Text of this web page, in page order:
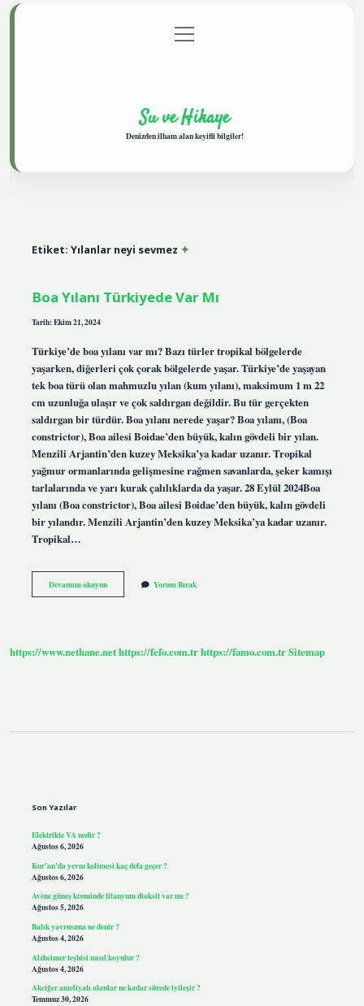
Gizlilik Politikası
menüyü
aç
Su ve Hikaye
Denizden ilham alan keyifli bilgiler!
Etiket: Yılanlar neyi sevmez
Boa Yılanı Türkiyede Var Mı
Tarih: Ekim 21, 2024
Türkiye’de boa yılanı var mı? Bazı türler tropikal bölgelerde
yaşarken, diğerleri çok çorak bölgelerde yaşar. Türkiye’de yaşayan
tek boa türü olan mahmuzlu yılan (kum yılanı), maksimum 1 m 22
cm uzunluğa ulaşır ve çok saldırgan değildir. Bu tür gerçekten
saldırgan bir türdür. Boa yılanı nerede yaşar? Boa yılanı, (Boa
constrictor), Boa ailesi Boidae’den büyük, kalın gövdeli bir yılan.
Menzili Arjantin’den kuzey Meksika’ya kadar uzanır. Tropikal
yağmur ormanlarında gelişmesine rağmen savanlarda, şeker kamışı
tarlalarında ve yarı kurak çalılıklarda da yaşar. 28 Eylül 2024Boa
yılanı (Boa constrictor), Boa ailesi Boidae’den büyük, kalın gövdeli
bir yılandır. Menzili Arjantin’den kuzey Meksika’ya kadar uzanır.
Tropikal…
Devamını okuyunBoa
Yılanı
Yorum Bırak
https://www.nethane.nethttps://fefo.com.trhttps://famo.com.trSitemap
Son Yazılar
Elektrikte VA nedir ?
Ağustos 6, 2026
Kur’an’da yevm kelimesi kaç defa geçer ?
Ağustos 6, 2026
Avène güneş kreminde titanyum dioksit var mı ?
Ağustos 5, 2026
Balık yavrusuna ne denir ?
Ağustos 4, 2026
Alzheimer teşhisi nasıl koyulur ?
Ağustos 4, 2026
Akciğer ameliyatı olanlar ne kadar sürede iyileşir ?
Temmuz 30, 2026